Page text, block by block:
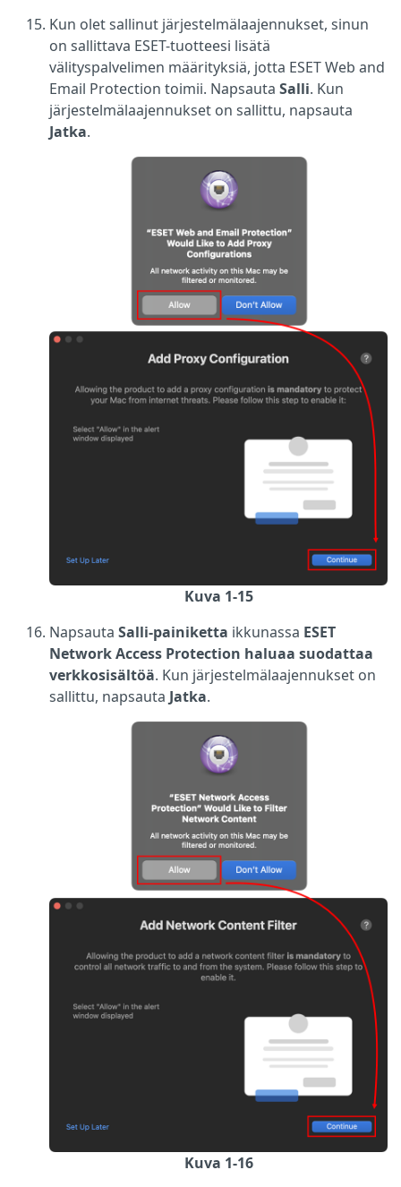
Kun olet sallinut järjestelmälaajennukset, sinun
on sallittava ESET-tuotteesi lisätä
välityspalvelimen määrityksiä, jotta ESET Web and
Email Protection toimii. Napsauta Salli. Kun
järjestelmälaajennukset on sallittu, napsauta
Jatka.
Kuva 1-15
Napsauta Salli-painiketta ikkunassa ESET
Network Access Protection haluaa suodattaa
verkkosisältöä. Kun järjestelmälaajennukset on
sallittu, napsauta Jatka.
Kuva 1-16